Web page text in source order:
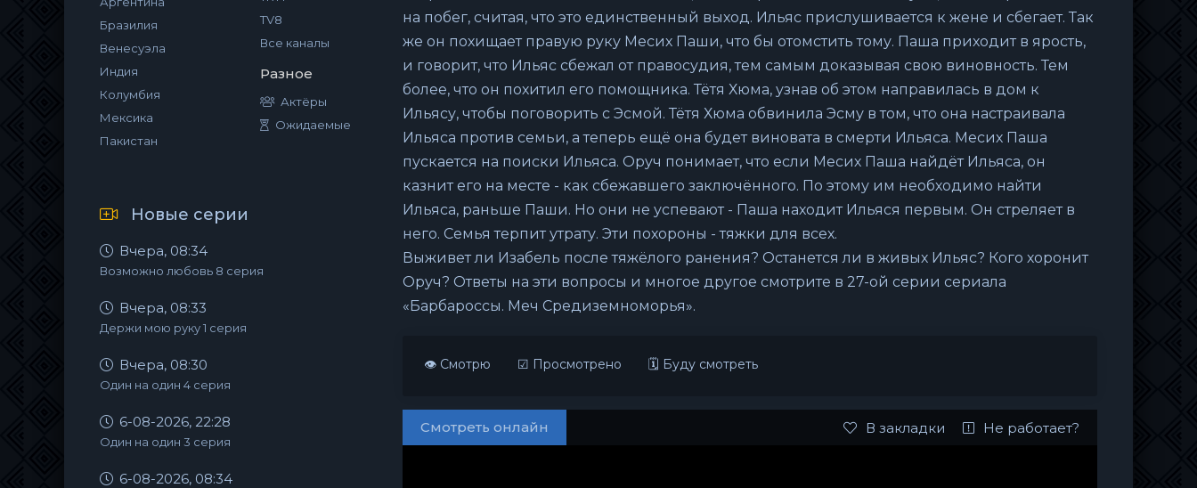
Бразилия
Венесуэла
Индия
Колумбия
Мексика
Пакистан
TV8
Все каналы
Разное
Актёры
Ожидаемые
Новые серии
Вчера, 08:34
Возможно любовь 8 серия
Вчера, 08:33
Держи мою руку 1 серия
Вчера, 08:30
Один на один 4 серия
6-08-2026, 22:28
Один на один 3 серия
6-08-2026, 08:34
на побег, считая, что это единственный выход. Ильяс прислушивается к жене и сбегает. Так
же он похищает правую руку Месих Паши, что бы отомстить тому. Паша приходит в ярость,
и говорит, что Ильяс сбежал от правосудия, тем самым доказывая свою виновность. Тем
более, что он похитил его помощника. Тётя Хюма, узнав об этом направилась в дом к
Ильясу, чтобы поговорить с Эсмой. Тётя Хюма обвинила Эсму в том, что она настраивала
Ильяса против семьи, а теперь ещё она будет виновата в смерти Ильяса. Месих Паша
пускается на поиски Ильяса. Оруч понимает, что если Месих Паша найдёт Ильяса, он
казнит его на месте - как сбежавшего заключённого. По этому им необходимо найти
Ильяса, раньше Паши. Но они не успевают - Паша находит Ильяся первым. Он стреляет в
него. Семья терпит утрату. Эти похороны - тяжки для всех.
Выживет ли Изабель после тяжёлого ранения? Останется ли в живых Ильяс? Кого хоронит
Оруч? Ответы на эти вопросы и многое другое смотрите в 27-ой серии сериала
«Барбароссы. Меч Средиземноморья».
👁 Смотрю ☑ Просмотрено 🗓 Буду смотреть
Смотреть онлайн В закладки Не работает?